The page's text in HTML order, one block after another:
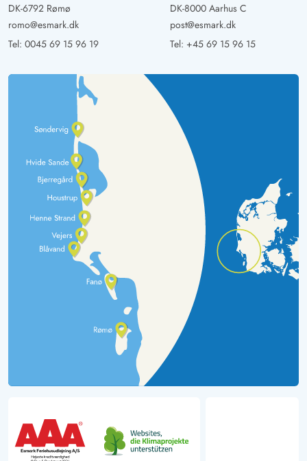
DK-6792 Rømø
romo@esmark.dk
Tel: 0045 69 15 96 19
DK-8000 Aarhus C
post@esmark.dk
Tel: +45 69 15 96 15